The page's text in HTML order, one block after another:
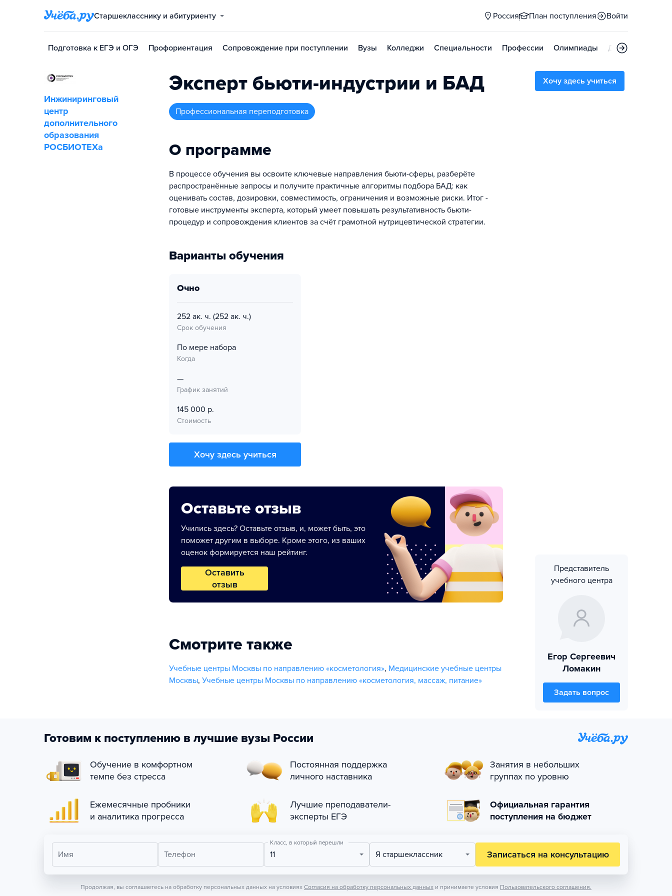
Старшекласснику и абитуриенту Россия План поступления Войти
Подготовка к ЕГЭ и ОГЭ Профориентация Сопровождение при поступлении Вузы Колледжи Специальности Профессии Олимпиады Дни открытых
Инжиниринговый
центр
дополнительного
образования
РОСБИОТЕХа
Эксперт бьюти-индустрии и БАД
профессиональная переподготовка
О программе
В процессе обучения вы освоите ключевые направления бьюти-сферы, разберёте
распространённые запросы и получите практичные алгоритмы подбора БАД: как
оценивать состав, дозировки, совместимость, ограничения и возможные риски. Итог -
готовые инструменты эксперта, который умеет повышать результативность бьюти-
процедур и сопровождения клиентов за счёт грамотной нутрицевтической стратегии.
Варианты обучения
очно
252 ак. ч. (252 ак. ч.)
Срок обучения
По мере набора
Когда
—
График занятий
145 000 р.
Стоимость
Хочу здесь учиться
Оставьте отзыв
Учились здесь? Оставьте отзыв, и, может быть, это
поможет другим в выборе. Кроме этого, из ваших
оценок формируется наш рейтинг.
Оставить
отзыв
Смотрите также
Учебные центры Москвы по направлению «косметология», Медицинские учебные центры
Москвы, Учебные центры Москвы по направлению «косметология, массаж, питание»
Хочу здесь учиться
Представитель
учебного центра
Егор Сергеевич
Ломакин
Задать вопрос
Готовим к поступлению в лучшие вузы России
Обучение в комфортном
темпе без стресса
Постоянная поддержка
личного наставника
Занятия в небольших
группах по уровню
Ежемесячные пробники
и аналитика прогресса
Лучшие преподаватели-
эксперты ЕГЭ
Официальная гарантия
поступления на бюджет
Имя Телефон
Класс, в который перешли
11 Я старшеклассник Записаться на консультацию
Продолжая, вы соглашаетесь на обработку персональных данных на условиях Согласия на обработку персональных данных и принимаете условия Пользовательского соглашения.